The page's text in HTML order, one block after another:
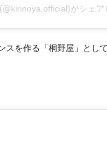
がシェア
スを作る「桐野屋」とし